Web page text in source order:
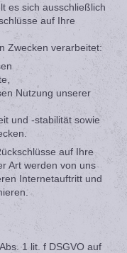
es sich ausschließlich
auf Ihre
Zwecken verarbeitet:
Nutzung unserer
und -stabilität sowie
auf Ihre
Art werden von uns
Internetauftritt und
1 lit. f DSGVO auf